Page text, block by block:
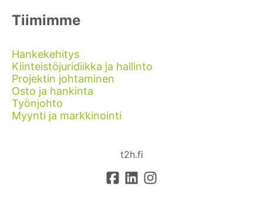
Tiimimme
Hankekehitys
Kiinteistöjuridiikka ja hallinto
Projektin johtaminen
Osto ja hankinta
Työnjohto
Myynti ja markkinointi
t2h.fi